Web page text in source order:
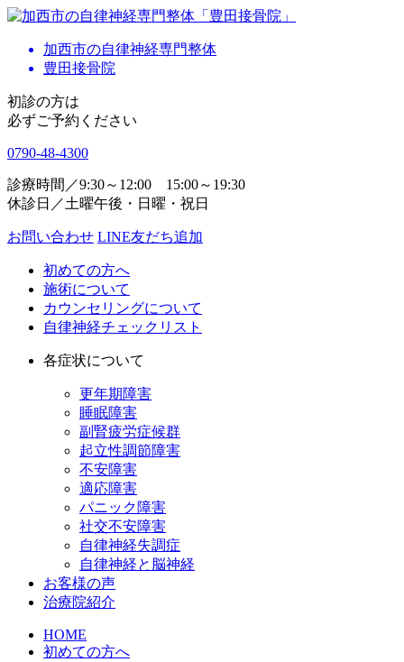
加西市の自律神経専門整体
豊田接骨院
初診の方は
必ずご予約ください
0790-48-4300
診療時間／9:30～12:00 15:00～19:30
休診日／土曜午後・日曜・祝日
お問い合わせ LINE友だち追加
初めての方へ
施術について
カウンセリングについて
自律神経チェックリスト
各症状について
更年期障害
睡眠障害
副腎疲労症候群
起立性調節障害
不安障害
適応障害
パニック障害
社交不安障害
自律神経失調症
自律神経と脳神経
お客様の声
治療院紹介
HOME
初めての方へ